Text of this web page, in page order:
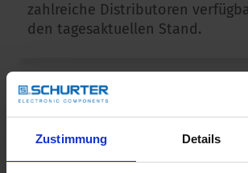
Zustimmung Details
zahlreiche Distributoren
den tagesaktuellen Stand.